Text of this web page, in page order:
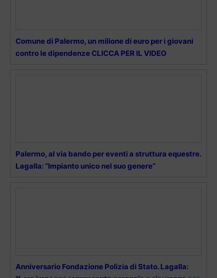
Comune di Palermo, un milione di euro per i giovani
contro le dipendenze CLICCA PER IL VIDEO
Palermo, al via bando per eventi a struttura equestre.
Lagalla: “Impianto unico nel suo genere”
Anniversario Fondazione Polizia di Stato. Lagalla: